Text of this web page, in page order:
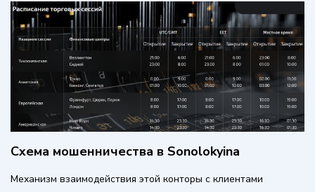
Схема мошенничества в Sonolokyina
Механизм взаимодействия этой конторы с клиентами